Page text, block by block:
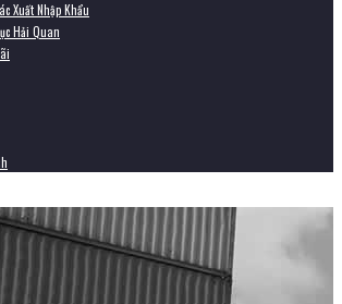
Xuất Nhập Khẩu
Hải Quan